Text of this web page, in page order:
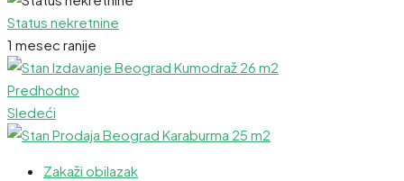
Status nekretnine
1 mesec ranije
Predhodno
Sledeći
Zakaži obilazak